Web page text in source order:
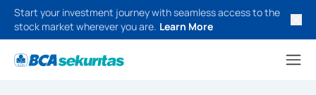
Start your investment journey with seamless access to the
stock market wherever you are. Learn More